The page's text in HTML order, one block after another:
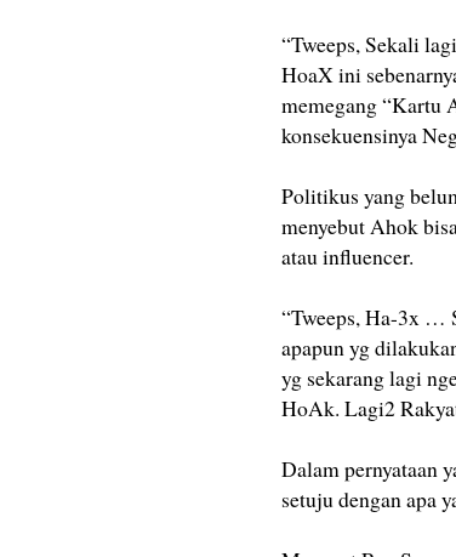
“Tweeps, Sekali
HoaX ini
memegang “Kartu
konsekuensinya
Politikus yang
menyebut Ahok
atau influencer.
“Tweeps, Ha-3x …
apapun yg
yg sekarang lagi
HoAk. Lagi2
Dalam pernyataan
setuju dengan apa